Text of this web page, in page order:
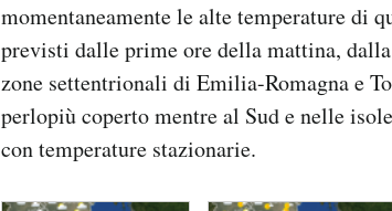
momentaneamente le alte temperature di
previsti dalle prime ore della mattina,
zone settentrionali di Emilia-Romagna e
perlopiù coperto mentre al Sud e nelle
con temperature stazionarie.